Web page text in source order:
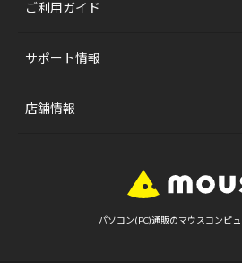
ご利用ガイド
サポート情報
店舗情報
パソコン(PC)通販のマウスコンピュ